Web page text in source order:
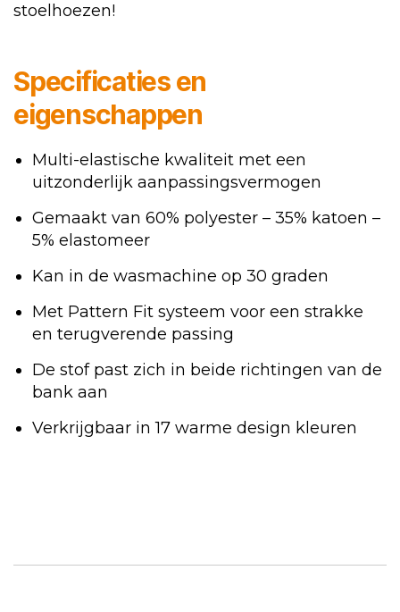
stoelhoezen!
Specificaties en
eigenschappen
Multi-elastische kwaliteit met een
uitzonderlijk aanpassingsvermogen
Gemaakt van 60% polyester – 35% katoen –
5% elastomeer
Kan in de wasmachine op 30 graden
Met Pattern Fit systeem voor een strakke
en terugverende passing
De stof past zich in beide richtingen van de
bank aan
Verkrijgbaar in 17 warme design kleuren